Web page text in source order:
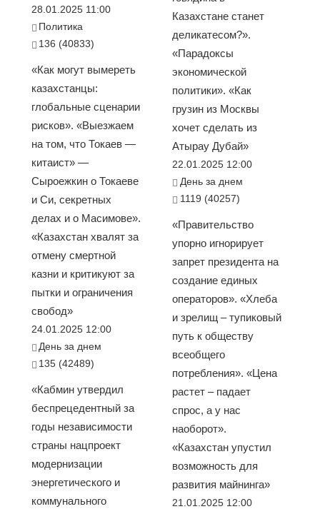
28.01.2025 11:00
Политика
136 (40833)
«Как могут вымереть
казахстанцы:
глобальные сценарии
рисков». «Выезжаем
на том, что Токаев —
китаист» —
Сыроежкин о Токаеве
и Си, секретных
делах и о Масимове».
«Казахстан хвалят за
отмену смертной
казни и критикуют за
пытки и ограничения
свобод»
24.01.2025 12:00
День за днем
135 (42489)
«Кабмин утвердил
беспрецедентный за
годы независимости
страны нацпроект
модернизации
энергетического и
коммунального
Казахстане станет
деликатесом?».
«Парадоксы
экономической
политики». «Как
грузин из Москвы
хочет сделать из
Атырау Дубай»
22.01.2025 12:00
День за днем
1119 (40257)
«Правительство
упорно игнорирует
запрет президента на
создание единых
операторов». «Хлеба
и зрелищ – тупиковый
путь к обществу
всеобщего
потребления». «Цена
растет – падает
спрос, а у нас
наоборот».
«Казахстан упустил
возможность для
развития майнинга»
21.01.2025 12:00